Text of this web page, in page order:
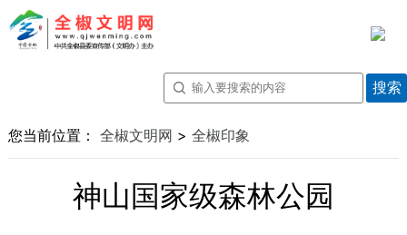
您当前位置： 全椒文明网 > 全椒印象
神山国家级森林公园